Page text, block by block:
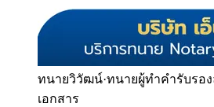
ทนายวิวัฒน์·ทนายผู้ทำคำรับรอ
เอกสาร